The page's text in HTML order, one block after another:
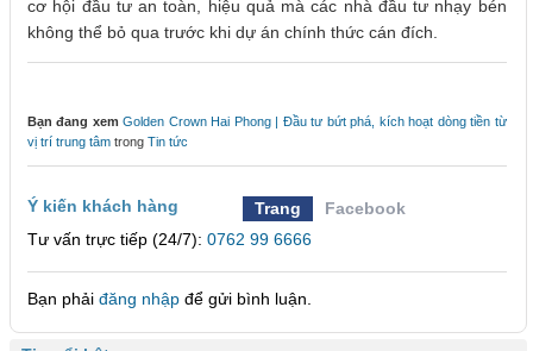
cơ hội đầu tư an toàn, hiệu quả mà các nhà đầu tư nhạy bén
không thể bỏ qua trước khi dự án chính thức cán đích.
Bạn đang xem Golden Crown Hai Phong | Đầu tư bứt phá, kích hoạt dòng tiền từ
vị trí trung tâm trong Tin tức
Ý kiến khách hàng Trang
Facebook
Tư vấn trực tiếp (24/7): 0762 99 6666
Bạn phải đăng nhập để gửi bình luận.